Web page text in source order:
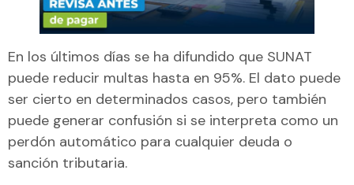
En los últimos días se ha difundido que SUNAT
puede reducir multas hasta en 95%. El dato puede
ser cierto en determinados casos, pero también
puede generar confusión si se interpreta como un
perdón automático para cualquier deuda o
sanción tributaria.